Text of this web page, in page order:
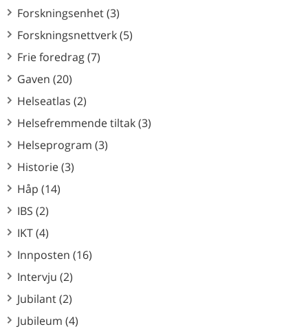
Forskningsenhet (3)
Forskningsnettverk (5)
Frie foredrag (7)
Gaven (20)
Helseatlas (2)
Helsefremmende tiltak (3)
Helseprogram (3)
Historie (3)
Håp (14)
IBS (2)
IKT (4)
Innposten (16)
Intervju (2)
Jubilant (2)
Jubileum (4)